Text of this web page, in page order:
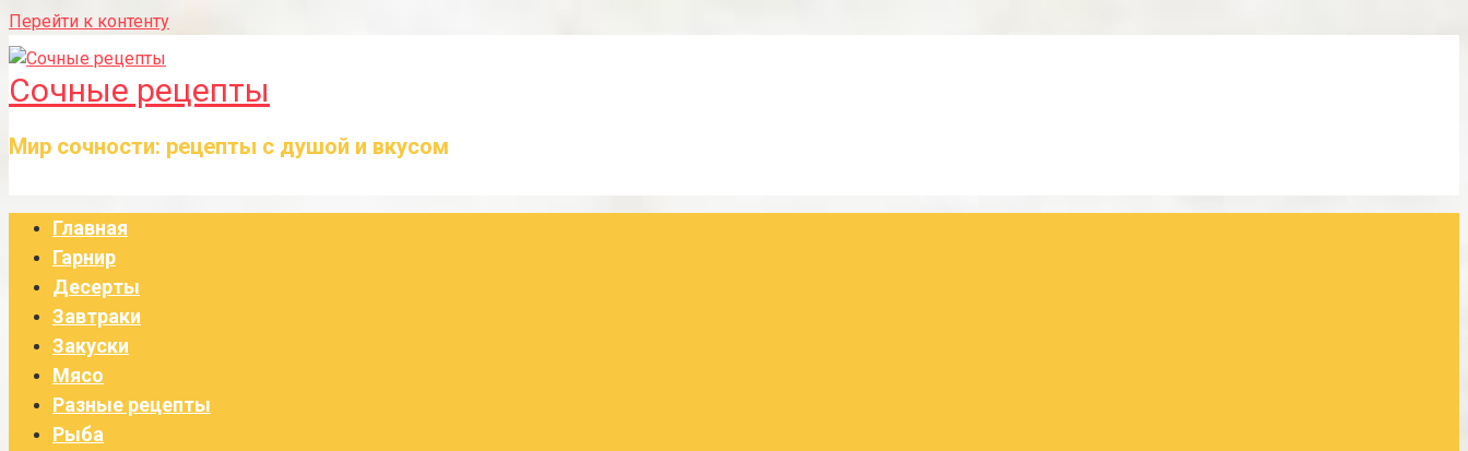
Перейти к контенту
Сочные рецепты
Мир сочности: рецепты с душой и вкусом
Главная
Гарнир
Десерты
Завтраки
Закуски
Мясо
Разные рецепты
Рыба